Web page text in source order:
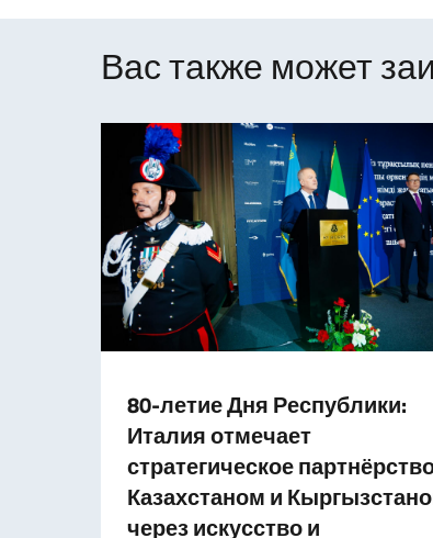
Вас также может
80-летие Дня Республики:
Италия отмечает
стратегическое
Казахстаном и
через искусство и